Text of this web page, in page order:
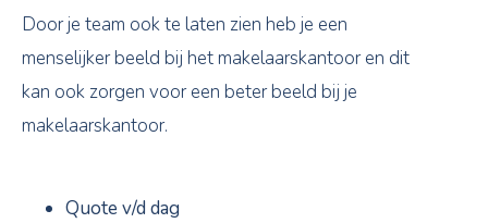
Door je team ook te laten zien heb je een
menselijker beeld bij het makelaarskantoor en dit
kan ook zorgen voor een beter beeld bij je
makelaarskantoor.
Quote v/d dag